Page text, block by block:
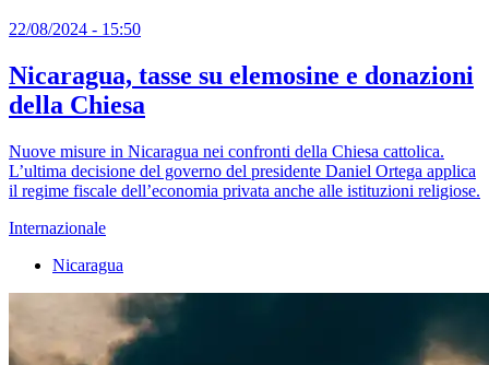
22/08/2024 - 15:50
Nicaragua, tasse su elemosine e donazioni
della Chiesa
Nuove misure in Nicaragua nei confronti della Chiesa cattolica.
L’ultima decisione del governo del presidente Daniel Ortega applica
il regime fiscale dell’economia privata anche alle istituzioni religiose.
Internazionale
Nicaragua